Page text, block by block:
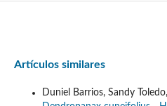
Artículos similares
Duniel Barrios, Sandy